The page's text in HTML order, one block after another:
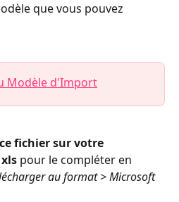
que vous pouvez
Modèle d'Import
ce fichier sur votre
pour le compléter en
au format > Microsoft